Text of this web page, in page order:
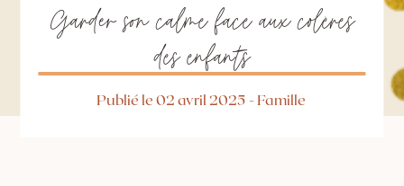
Garder son calme face aux colères
des enfants
Publié le 02 avril 2025 - Famille